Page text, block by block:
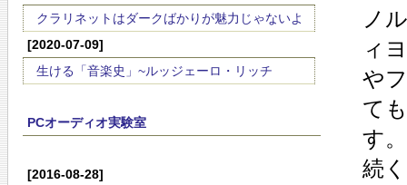
クラリネットはダークばかりが魅力じゃないよ
[2020-07-09]
生ける「音楽史」~ルッジェーロ・リッチ
PCオーディオ実験室
[2016-08-28]
ノ
ィ
や
て
す。
続